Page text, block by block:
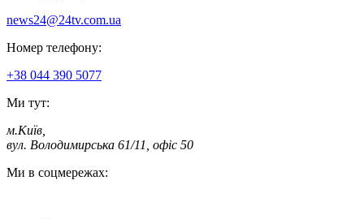
news24@24tv.com.ua
Номер телефону:
+38 044 390 5077
Ми тут:
м.Київ
вул. Володимирська 61/11, офіс 50
Ми в соцмережах: